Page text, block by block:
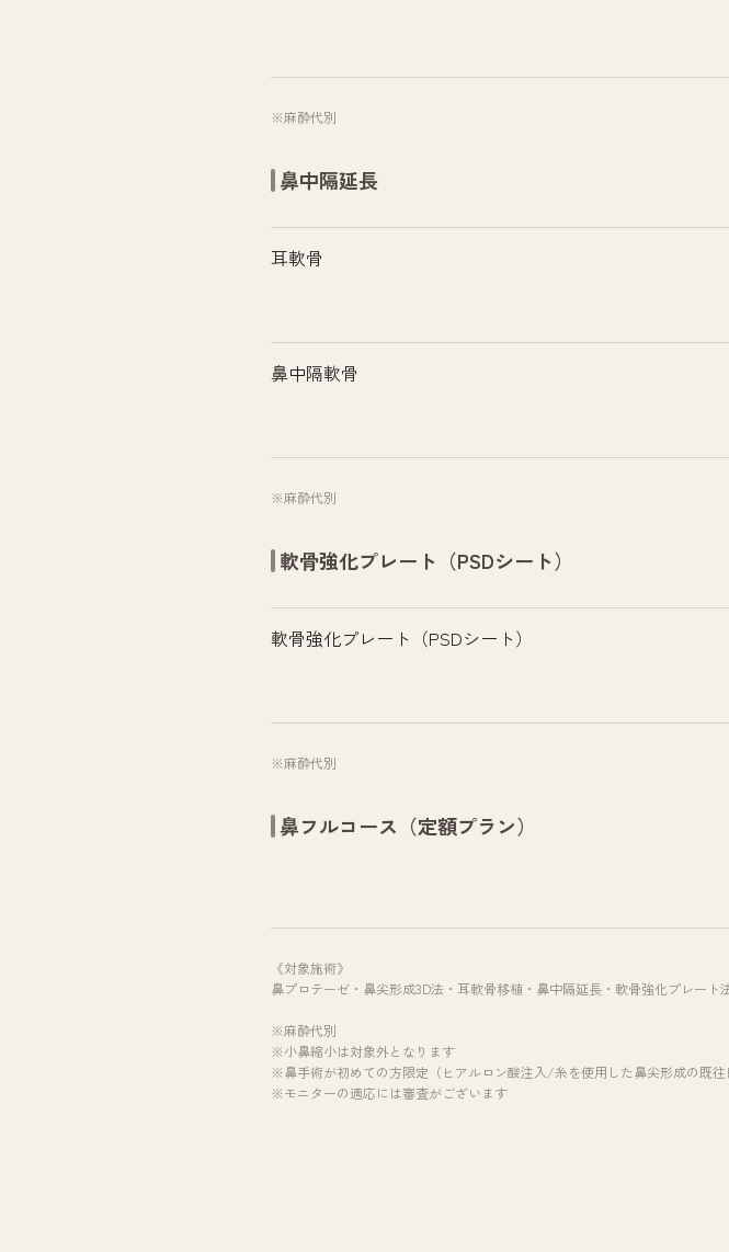
※麻酔代別
鼻中隔延長
耳軟骨
鼻中隔軟骨
※麻酔代別
軟骨強化プレート（PSDシート）
軟骨強化プレート（PSDシート）
※麻酔代別
鼻フルコース（定額プラン）
《対象施術》
鼻プロテーゼ・鼻尖形成3D法・耳軟骨移植・鼻中隔延長・軟骨強化プレート
※麻酔代別
※小鼻縮小は対象外となります
※鼻手術が初めての方限定（ヒアルロン酸注入/糸を使用した鼻尖形成の既往
※モニターの適応には審査がございます